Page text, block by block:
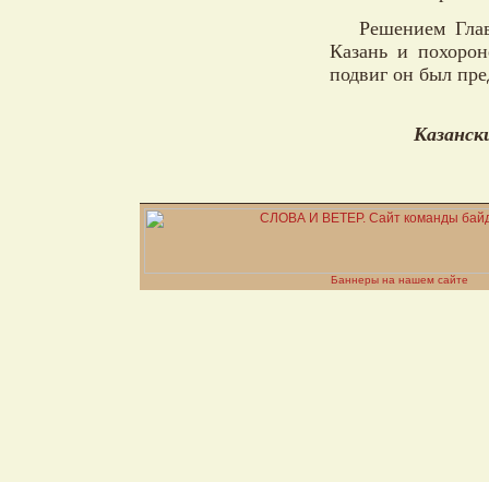
Решением
Казань и
подвиг он был
Баннеры на нашем сайте